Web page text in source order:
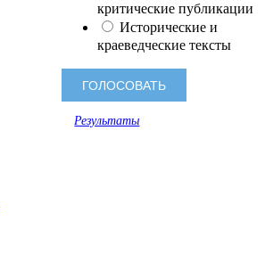
критические публикации
Исторические и
краеведческие тексты
Результаты